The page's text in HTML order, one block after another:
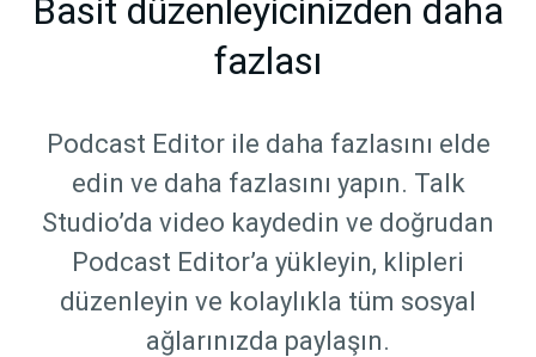
Basit düzenleyicinizden daha
fazlası
Podcast Editor ile daha fazlasını elde
edin ve daha fazlasını yapın. Talk
Studio’da video kaydedin ve doğrudan
Podcast Editor’a yükleyin, klipleri
düzenleyin ve kolaylıkla tüm sosyal
ağlarınızda paylaşın.